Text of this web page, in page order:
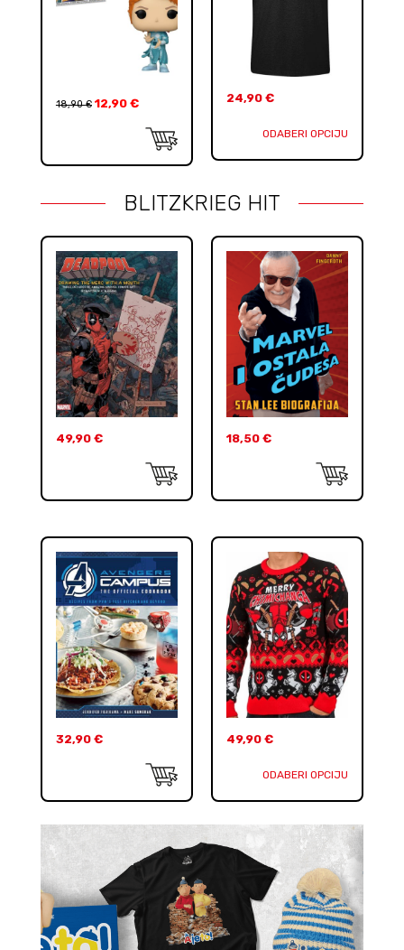
18,90€ 12,90 € 24,90 €
ODABERI OPCIJU
BLITZKRIEG HIT
49,90 € 18,50 €
32,90 € 49,90 €
ODABERI OPCIJU